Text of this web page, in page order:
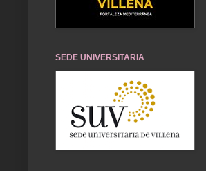
SEDE UNIVERSITARIA